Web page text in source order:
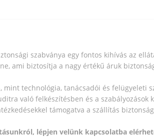
szabványa egy fontos kihívás az
ami biztosítja a nagy értékű áruk
technológia, tanácsadói és felügyeleti
való felkészítésben és a
támogatva a szállítás
lépjen velünk kapcsolatba